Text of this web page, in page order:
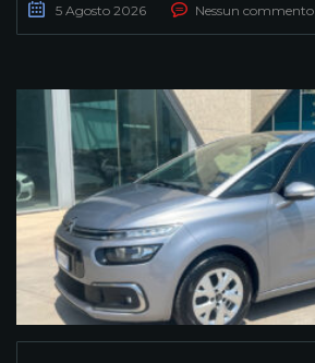
5 Agosto 2026 Nessun commento